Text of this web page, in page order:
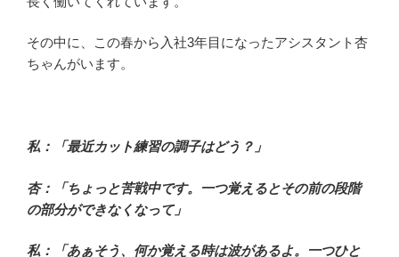
その中に、この春から入社3年目になったアシスタント杏
ちゃんがいます。
私：「最近カット練習の調子はどう？」
杏：「ちょっと苦戦中です。一つ覚えるとその前の段階
の部分ができなくなって」
私：「あぁそう、何か覚える時は波があるよ。一つひと